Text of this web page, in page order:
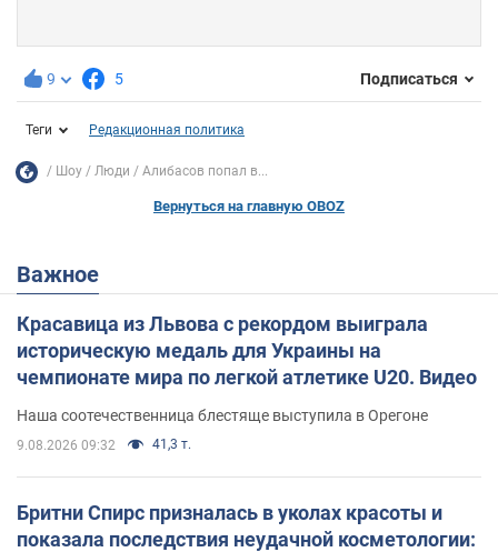
9 5 Подписаться
Теги Редакционная политика
Шоу Люди Алибасов попал в...
Вернуться на главную OBOZ
Важное
Красавица из Львова с рекордом выиграла
историческую медаль для Украины на
чемпионате мира по легкой атлетике U20. Видео
Наша соотечественница блестяще выступила в Орегоне
9.08.2026 09:32 41,3 т.
Бритни Спирс призналась в уколах красоты и
показала последствия неудачной косметологии: